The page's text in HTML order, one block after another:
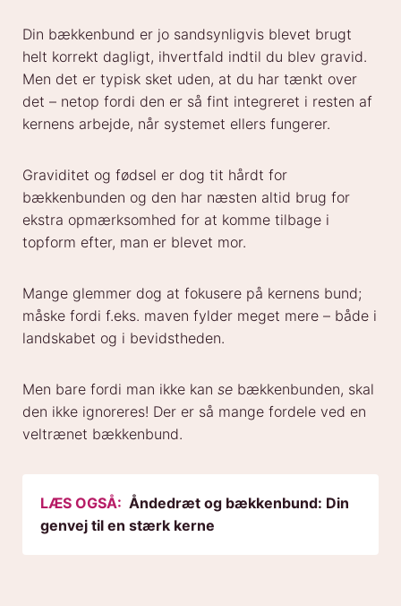
Din bækkenbund er jo sandsynligvis blevet brugt
helt korrekt dagligt, ihvertfald indtil du blev gravid.
Men det er typisk sket uden, at du har tænkt over
det – netop fordi den er så fint integreret i resten af
kernens arbejde, når systemet ellers fungerer.
Graviditet og fødsel er dog tit hårdt for
bækkenbunden og den har næsten altid brug for
ekstra opmærksomhed for at komme tilbage i
topform efter, man er blevet mor.
Mange glemmer dog at fokusere på kernens bund;
måske fordi f.eks. maven fylder meget mere – både i
landskabet og i bevidstheden.
Men bare fordi man ikke kan se bækkenbunden, skal
den ikke ignoreres! Der er så mange fordele ved en
veltrænet bækkenbund.
LÆS OGSÅ: Åndedræt og bækkenbund: Din
genvej til en stærk kerne